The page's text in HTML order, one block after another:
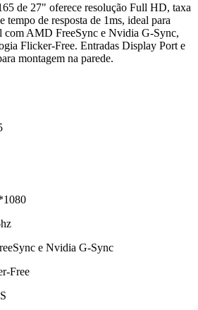
de 27" oferece resolução Full HD, taxa
tempo de resposta de 1ms, ideal para
com AMD FreeSync e Nvidia G-Sync,
Flicker-Free. Entradas Display Port e
montagem na parede.
e Nvidia G-Sync
Free